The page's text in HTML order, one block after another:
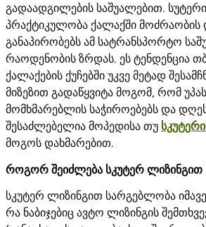
გადაადგილების საშუალებით.
პრაქტიკულობა ქალაქში
განაპირობებს ამ სატრანსპორტო
რაოდენობის ზრდას. ეს ტენდენცია
ქალაქების ქუჩებში უკვე მეტად
მიზეზით გადაწყვიტა მოგომ, რომ
მომხმარებლის საჭიროებებს და
შესაძლებელია მოპედისა თუ
მოგოს დახმარებით.
როგორ შეიძლება სკუტერ ლიზინგით
სკუტერ ლიზინგით სარგებლობა იმავე
რა ნაბიჯებიც ავტო ლიზინგის